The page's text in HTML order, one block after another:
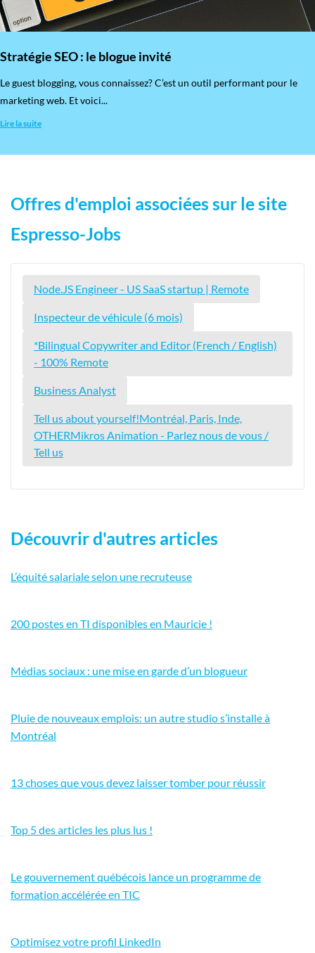
Stratégie SEO : le blogue invité
​Le guest blogging, vous connaissez? C’est un outil performant pour le
marketing web. Et voici...
Lire la suite
Offres d'emploi associées sur le site
Espresso-Jobs
Node.JS Engineer - US SaaS startup | Remote
Inspecteur de véhicule (6 mois)
*Bilingual Copywriter and Editor (French / English)
- 100% Remote
Business Analyst
Tell us about yourself!Montréal, Paris, Inde,
OTHERMikros Animation - Parlez nous de vous /
Tell us
Découvrir d'autres articles
L’équité salariale selon une recruteuse
200 postes en TI disponibles en Mauricie !
Médias sociaux : une mise en garde d’un blogueur
Pluie de nouveaux emplois: un autre studio s’installe à
Montréal
13 choses que vous devez laisser tomber pour réussir
Top 5 des articles les plus lus !
Le gouvernement québécois lance un programme de
formation accélérée en TIC
Optimisez votre profil LinkedIn